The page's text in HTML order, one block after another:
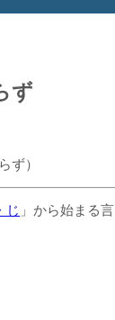
ず
ず）
じ 」から始まる言